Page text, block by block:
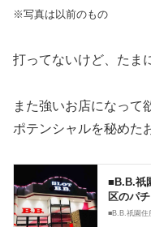
※写真は以前のもの
打ってないけど、たま
また強いお店になって
ポテンシャルを秘めた